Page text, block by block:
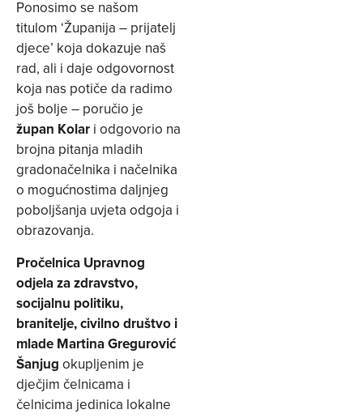
Ponosimo se našom
titulom ‘Županija – prijatelj
djece’ koja dokazuje naš
rad, ali i daje odgovornost
koja nas potiče da radimo
još bolje – poručio je
župan Kolar i odgovorio na
brojna pitanja mladih
gradonačelnika i načelnika
o mogućnostima daljnjeg
poboljšanja uvjeta odgoja i
obrazovanja.
Pročelnica Upravnog
odjela za zdravstvo,
socijalnu politiku,
branitelje, civilno društvo i
mlade Martina Gregurović
Šanjug okupljenim je
dječjim čelnicama i
čelnicima jedinica lokalne